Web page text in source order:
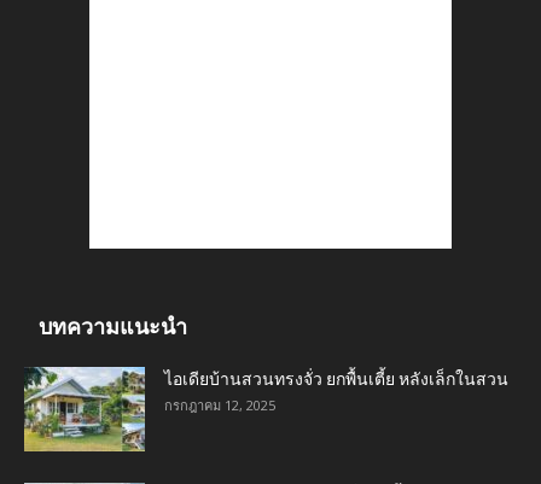
บทความแนะนำ
ไอเดียบ้านสวนทรงจั่ว ยกพื้นเตี้ย หลังเล็กในสวน
กรกฎาคม 12, 2025